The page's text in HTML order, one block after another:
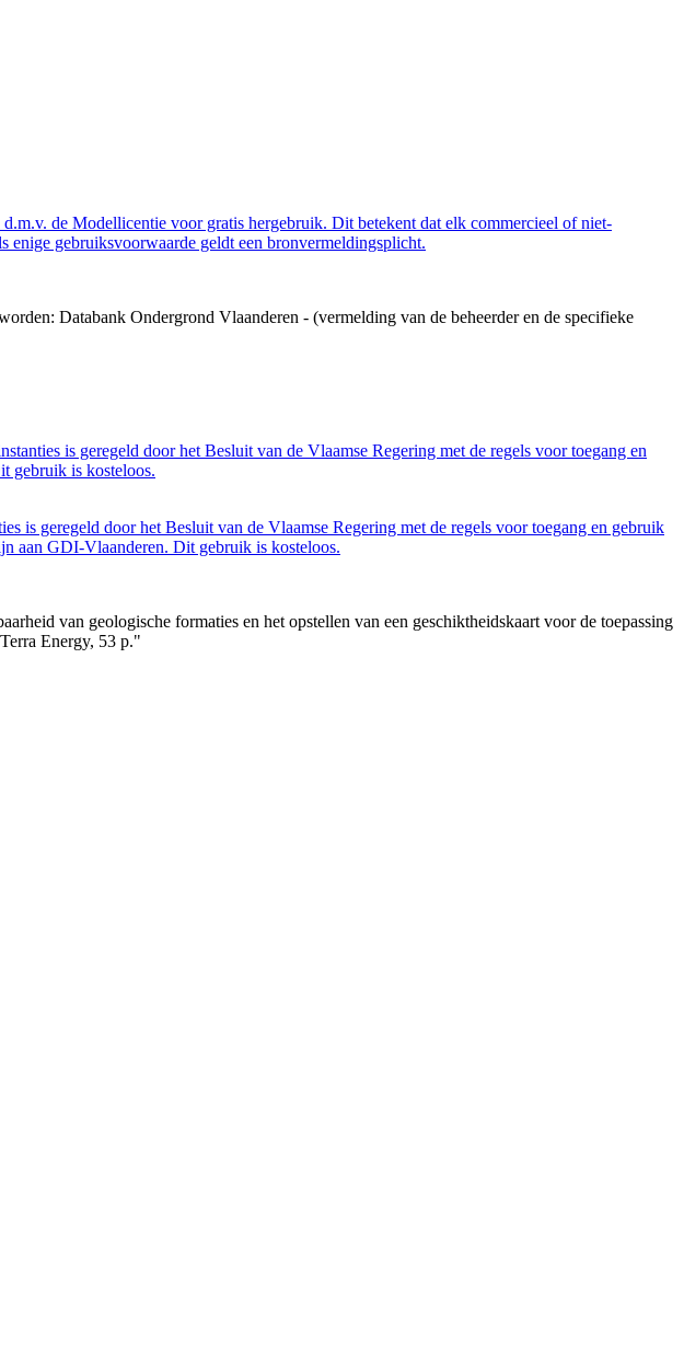
de Modellicentie voor gratis hergebruik. Dit betekent dat elk commercieel of niet-
enige gebruiksvoorwaarde geldt een bronvermeldingsplicht.
Databank Ondergrond Vlaanderen - (vermelding van de beheerder en de specifieke
is geregeld door het Besluit van de Vlaamse Regering met de regels voor toegang en
gebruik is kosteloos.
is geregeld door het Besluit van de Vlaamse Regering met de regels voor toegang en gebruik
aan GDI-Vlaanderen. Dit gebruik is kosteloos.
van geologische formaties en het opstellen van een geschiktheidskaart voor de toepassing
Energy, 53 p."